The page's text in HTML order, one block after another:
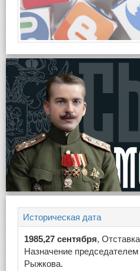
Историческая дата
1985,27 сентября,
Назначение
Рыжкова.